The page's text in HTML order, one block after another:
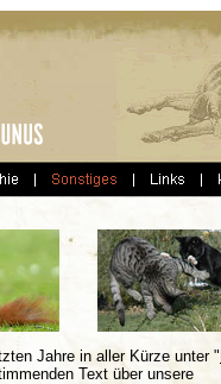
Jahre in aller Kürze unter "
Text über unsere